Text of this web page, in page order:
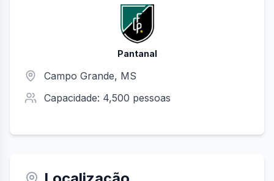
Campo Grande, MS
Capacidade: 4,500 pessoas
Pantanal